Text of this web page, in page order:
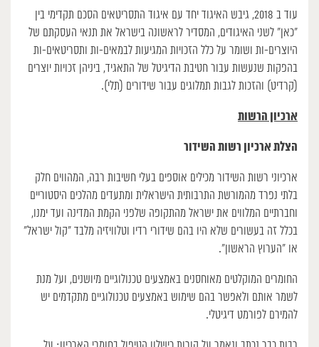
עוד ב 2018, גיבש האיגוד יחד עם איגוד התסריטאים הסכם תקדימי בין
“כאן” לשני האיגודים, המסדיר לראשונה בישראל את תנאי העסקתם של
היוצרים-ות ושומר על כלל הזכויות המגיעות לבמאים-ות ותסריטאים-ות
בהפקות שנעשות עבור חטיבת הדיגיטל של התאגיד, ביניהן זכויות יוצרים
(קרדיט) והזכות לגבות תמלוגים עבור שידורים (תלי).
ארכיון הרשות
הצלת ארכיון רשות השידור
ארכיוני רשות השידור מכילים אוספים בעלי חשיבות רבה, המהווים חלק
בלתי נפרד מהמורשת התרבותית הישראלית ומתעדים מהלכים היסטוריים
וחברתיים המלווים את ישראל מהתקופה שלפני הקמת המדינה ועד ימנו,
בכלל זה בעשורים שלא היו בהם שידורי רדיו וטלוויזיה מלבד “קול ישראל”
או “הערוץ הראשון”.
החומרים המוקלטים מאוחסנים באמצעים טכנולוגיים מיושנים, ועל מנת
לשמר אותם ולאפשר בהם שימוש באמצעים טכנולוגיים מתקדמים יש
להמירם לפורמט דיגיטלי.